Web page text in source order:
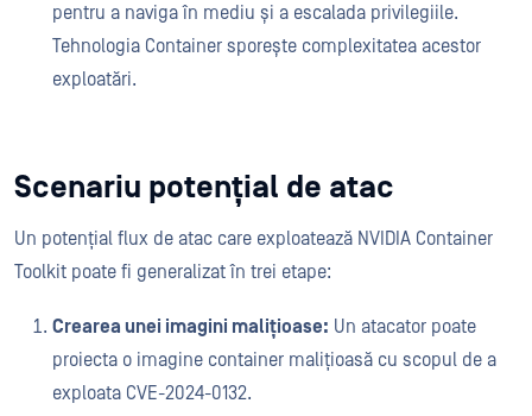
pentru a naviga în mediu și a escalada privilegiile.
Tehnologia Container sporește complexitatea acestor
exploatări.
Scenariu potențial de atac
Un potențial flux de atac care exploatează NVIDIA Container
Toolkit poate fi generalizat în trei etape:
Crearea unei imagini malițioase: Un atacator poate
proiecta o imagine container malițioasă cu scopul de a
exploata CVE-2024-0132.